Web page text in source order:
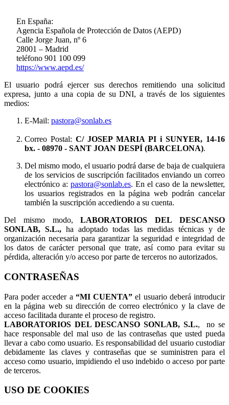
En España:
Agencia Española de Protección de Datos (AEPD)
Calle Jorge Juan, nº 6
28001 – Madrid
teléfono 901 100 099
https://www.aepd.es/
El usuario podrá ejercer sus derechos remitiendo una solicitud
expresa, junto a una copia de su DNI, a través de los siguientes
medios:
E-Mail: pastora@sonlab.es
Correo Postal: C/ JOSEP MARIA PI i SUNYER, 14-16
bx. - 08970 - SANT JOAN DESPÍ (BARCELONA).
Del mismo modo, el usuario podrá darse de baja de cualquiera
de los servicios de suscripción facilitados enviando un correo
electrónico a: pastora@sonlab.es. En el caso de la newsletter,
los usuarios registrados en la página web podrán cancelar
también la suscripción accediendo a su cuenta.
Del mismo modo,LABORATORIOS DEL DESCANSO
SONLAB, S.L., ha adoptado todas las medidas técnicas y de
organización necesaria para garantizar la seguridad e integridad de
los datos de carácter personal que trate, así como para evitar su
pérdida, alteración y/o acceso por parte de terceros no autorizados.
CONTRASEÑAS
Para poder acceder a “MI CUENTA” el usuario deberá introducir
en la página web su dirección de correo electrónico y la clave de
acceso facilitada durante el proceso de registro.
LABORATORIOS DEL DESCANSO SONLAB, S.L., no se
hace responsable del mal uso de las contraseñas que usted pueda
llevar a cabo como usuario. Es responsabilidad del usuario custodiar
debidamente las claves y contraseñas que se suministren para el
acceso como usuario, impidiendo el uso indebido o acceso por parte
de terceros.
USO DE COOKIES